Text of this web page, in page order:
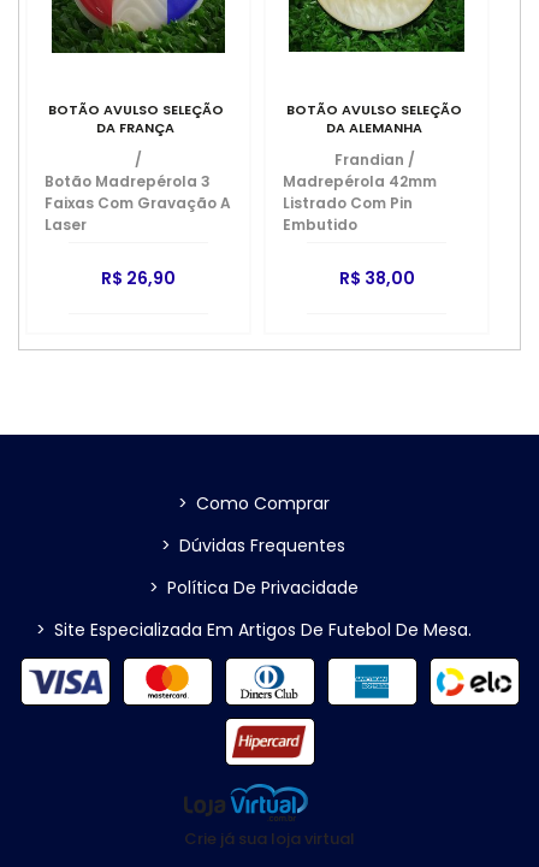
BOTÃO AVULSO SELEÇÃO
DA FRANÇA
/
Botão Madrepérola 3
Faixas Com Gravação A
Laser
R$ 26,90
BOTÃO AVULSO SELEÇÃO
DA ALEMANHA
Frandian /
Madrepérola 42mm
Listrado Com Pin
Embutido
R$ 38,00
> Como Comprar
> Dúvidas Frequentes
> Política De Privacidade
> Site Especializada Em Artigos De Futebol De Mesa.
Crie já sua loja virtual